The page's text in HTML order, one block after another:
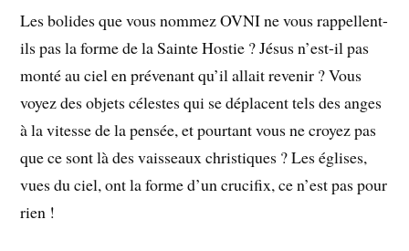
Les bolides que vous nommez OVNI ne vous rappellent-
ils pas la forme de la Sainte Hostie ? Jésus n’est-il pas
monté au ciel en prévenant qu’il allait revenir ? Vous
voyez des objets célestes qui se déplacent tels des anges
à la vitesse de la pensée, et pourtant vous ne croyez pas
que ce sont là des vaisseaux christiques ? Les églises,
vues du ciel, ont la forme d’un crucifix, ce n’est pas pour
rien !